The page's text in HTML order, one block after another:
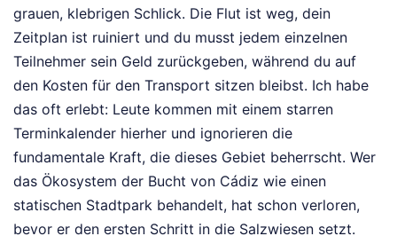
grauen, klebrigen Schlick. Die Flut ist weg, dein
Zeitplan ist ruiniert und du musst jedem einzelnen
Teilnehmer sein Geld zurückgeben, während du auf
den Kosten für den Transport sitzen bleibst. Ich habe
das oft erlebt: Leute kommen mit einem starren
Terminkalender hierher und ignorieren die
fundamentale Kraft, die dieses Gebiet beherrscht. Wer
das Ökosystem der Bucht von Cádiz wie einen
statischen Stadtpark behandelt, hat schon verloren,
bevor er den ersten Schritt in die Salzwiesen setzt.